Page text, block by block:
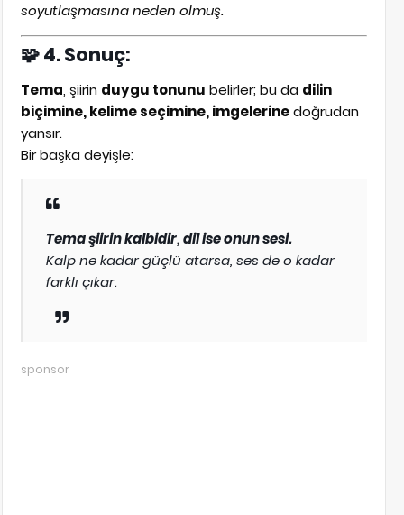
soyutlaşmasına neden olmuş.
🧩 4. Sonuç:
Tema, şiirin duygu tonunu belirler; bu da dilin
biçimine, kelime seçimine, imgelerinedoğrudan
yansır.
Bir başka deyişle:
Tema şiirin kalbidir, dil ise onun sesi.
Kalp ne kadar güçlü atarsa, ses de o kadar
farklı çıkar.
sponsor